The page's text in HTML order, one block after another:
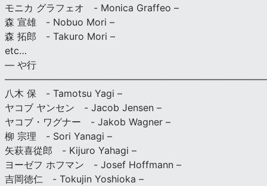
モニカ グラフェオ - Monica Graffeo –
森 宣雄 - Nobuo Mori –
森 拓郎 - Takuro Mori –
etc…
— や行
八木 保 - Tamotsu Yagi –
ヤコブ ヤンセン - Jacob Jensen –
ヤコブ・ワグナー - Jakob Wagner –
柳 宗理 - Sori Yanagi –
矢萩喜從郎 - Kijuro Yahagi –
ヨーゼフ ホフマン - Josef Hoffmann –
吉岡徳仁 - Tokujin Yoshioka –